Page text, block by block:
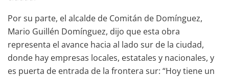
Por su parte, el alcalde de Comitán de Domínguez,
Mario Guillén Domínguez, dijo que esta obra
representa el avance hacia al lado sur de la ciudad,
donde hay empresas locales, estatales y nacionales, y
es puerta de entrada de la frontera sur: “Hoy tiene un